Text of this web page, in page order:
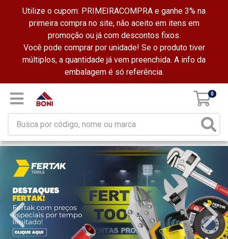
Utilize o cupom: PRIMEIRACOMPRA e ganhe 3% na
primeira compra no site, não aceito em itens em
promoção ou já com descontos fixos.
Você pode comprar por unidade! Se o produto tiver
múltiplos, a quantidade já vem preenchida. A info da
embalagem é só referência.
0